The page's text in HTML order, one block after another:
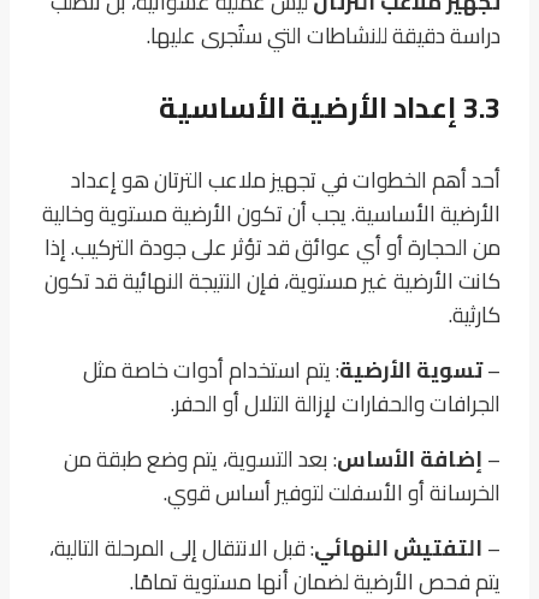
دراسة دقيقة للنشاطات التي ستُجرى عليها.
3.3 إعداد الأرضية الأساسية
أحد أهم الخطوات في تجهيز ملاعب الترتان هو إعداد
الأرضية الأساسية. يجب أن تكون الأرضية مستوية وخالية
من الحجارة أو أي عوائق قد تؤثر على جودة التركيب. إذا
كانت الأرضية غير مستوية، فإن النتيجة النهائية قد تكون
كارثية.
–تسوية الأرضية: يتم استخدام أدوات خاصة مثل
الجرافات والحفارات لإزالة التلال أو الحفر.
–إضافة الأساس: بعد التسوية، يتم وضع طبقة من
الخرسانة أو الأسفلت لتوفير أساس قوي.
–التفتيش النهائي: قبل الانتقال إلى المرحلة التالية،
يتم فحص الأرضية لضمان أنها مستوية تمامًا.